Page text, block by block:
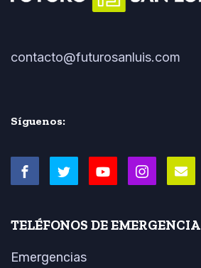
contacto@futurosanluis.com
Síguenos:
TELÉFONOS DE EMERGENCIA
Emergencias